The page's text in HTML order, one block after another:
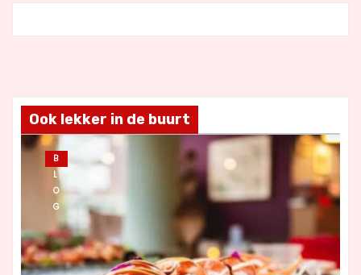
Ook lekker in de buurt
B
L
O
G